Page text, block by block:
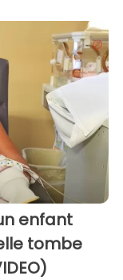
enfant
tombe